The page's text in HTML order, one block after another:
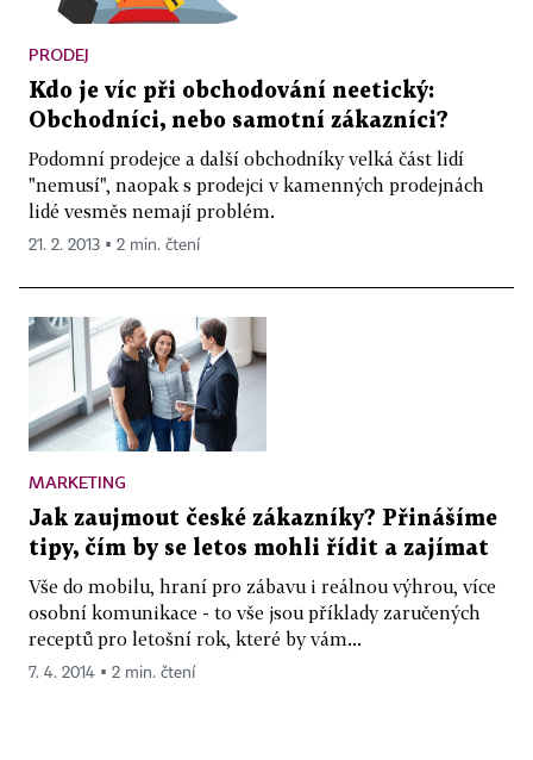
PRODEJ
Kdo je víc při obchodování neetický:
Obchodníci, nebo samotní zákazníci?
Podomní prodejce a další obchodníky velká část lidí
"nemusí", naopak s prodejci v kamenných prodejnách
lidé vesměs nemají problém.
21. 2. 2013 ▪ 2 min. čtení
MARKETING
Jak zaujmout české zákazníky? Přinášíme
tipy, čím by se letos mohli řídit a zajímat
Vše do mobilu, hraní pro zábavu i reálnou výhrou, více
osobní komunikace - to vše jsou příklady zaručených
receptů pro letošní rok, které by vám...
7. 4. 2014 ▪ 2 min. čtení